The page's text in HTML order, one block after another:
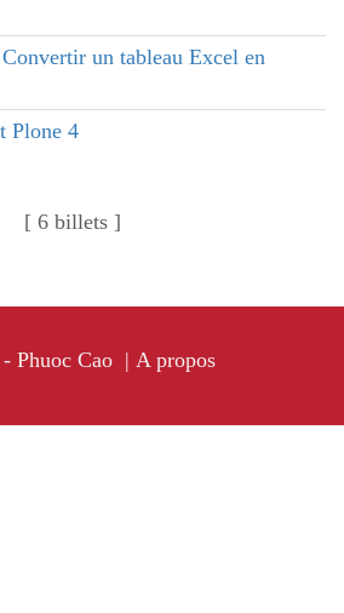
un tableau Excel en
Plone 4
[ 6 billets ]
Phuoc Cao | A propos